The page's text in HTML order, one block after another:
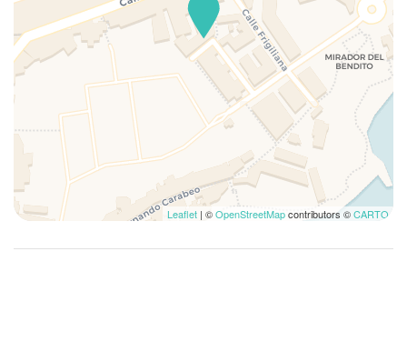
Serviettes de toilette
Stationnement dans la rue
Table et chaises
Véranda en plein air
Verres
Village
Leaflet | ©OpenStreetMapcontributors ©CARTO